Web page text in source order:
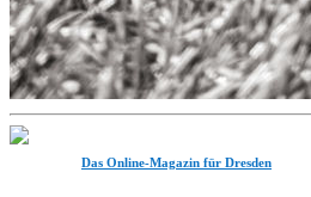
Das Online-Magazin für Dresden